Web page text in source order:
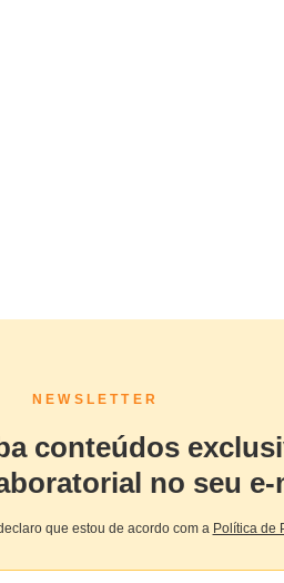
NEWSLETTER
conteúdos
no seu e-
que estou de acordo com a Política de